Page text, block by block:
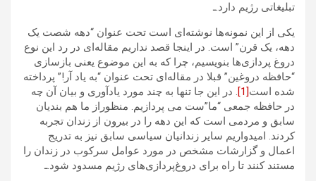
تبلیغاتی رژیم دارد.ـ
یکی از این نمونه‌ها نوشته‌ای است تحت عنوان “دهه شصت یک
دهه، یک قرن” است. در اینجا قصد نداریم مقاله‌ای در رد این نوع
دروغ پردازی‌ها بنویسیم، چرا که به این موضوع یعنی بازسازی
“حافظه دروغین” قبلا در مقاله‌ای تحت عنوان “به یاد آر!” پرداخته
شده است[1]
. در این جا تنها به چند مورد یادآوری و بیان آن چه
در حافظه جمعی “ما”ست می پردازیم. منظوراز ما هم بندیان
سابق و مردمی است که این دهه را در بیرون از زندان تجربه
کردند. امیدواریم سایر زندانیان سیاسی سابق نیز به تدریج
اعمال و گزارشات مشخص در مورد عوامل سرکوب در زندان را
مستند کنند تا راه برای دروغ‌پردازی‌های رژیم مسدود شود.ـ